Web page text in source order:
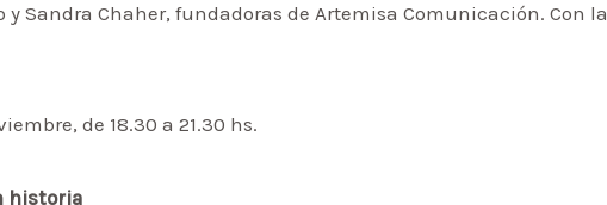
Sandra Chaher, fundadoras de Artemisa Comunicación. Con la
de 18.30 a 21.30 hs.
historia